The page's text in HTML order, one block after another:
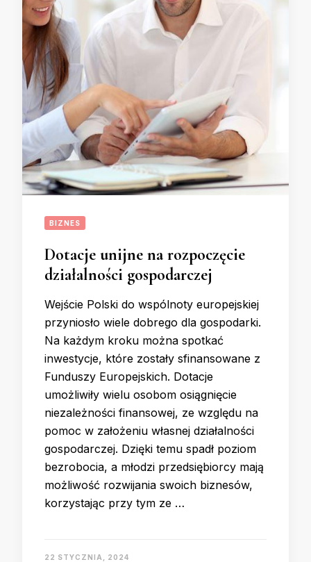
BIZNES
Dotacje unijne na rozpoczęcie
działalności gospodarczej
Wejście Polski do wspólnoty europejskiej
przyniosło wiele dobrego dla gospodarki.
Na każdym kroku można spotkać
inwestycje, które zostały sfinansowane z
Funduszy Europejskich. Dotacje
umożliwiły wielu osobom osiągnięcie
niezależności finansowej, ze względu na
pomoc w założeniu własnej działalności
gospodarczej. Dzięki temu spadł poziom
bezrobocia, a młodzi przedsiębiorcy mają
możliwość rozwijania swoich biznesów,
korzystając przy tym ze …
22 STYCZNIA, 2024